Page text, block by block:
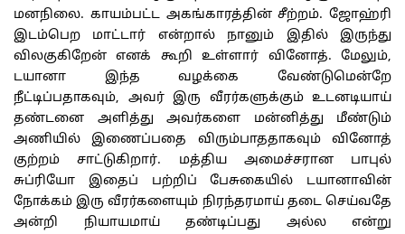
மனநிலை. காயம்பட்ட அகங்காரத்தின் சீற்றம். ஜோஹ்ரி
இடம்பெற மாட்டார் என்றால் நானும் இதில் இருந்து
விலகுகிறேன் எனக் கூறி உள்ளார் வினோத். மேலும்,
டயானா இந்த வழக்கை வேண்டுமென்றே
நீட்டிப்பதாகவும், அவர் இரு வீரர்களுக்கும் உடனடியாய்
தண்டனை அளித்து அவர்களை மன்னித்து மீண்டும்
அணியில் இணைப்பதை விரும்பாததாகவும் வினோத்
குற்றம் சாட்டுகிறார். மத்திய அமைச்சரான பாபுல்
சுப்ரியோ இதைப் பற்றிப் பேசுகையில் டயானாவின்
நோக்கம் இரு வீரர்களையும் நிரந்தரமாய் தடை செய்வதே
அன்றி நியாயமாய் தண்டிப்பது அல்ல என்று